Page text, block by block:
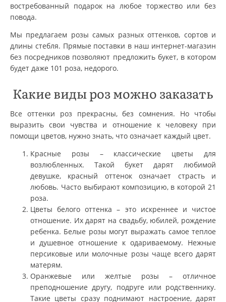
востребованный подарок на любое торжество или без
повода.
Мы предлагаем розы самых разных оттенков, сортов и
длины стебля. Прямые поставки в наш интернет-магазин
без посредников позволяют предложить букет, в котором
будет даже 101 роза, недорого.
Какие виды роз можно заказать
Все оттенки роз прекрасны, без сомнения. Но чтобы
выразить свои чувства и отношение к человеку при
помощи цветов, нужно знать, что означает каждый цвет.
Красные розы – классические цветы для
возлюбленных. Такой букет дарят любимой
девушке, красный оттенок означает страсть и
любовь. Часто выбирают композицию, в которой 21
роза.
Цветы белого оттенка – это искреннее и чистое
отношение. Их дарят на свадьбу, юбилей, рождение
ребенка. Белые розы могут выражать самое теплое
и душевное отношение к одариваемому. Нежные
персиковые или молочные розы чаще всего дарят
матерям.
Оранжевые или желтые розы – отличное
преподношение другу, подруге или родственнику.
Такие цветы сразу поднимают настроение, дарят